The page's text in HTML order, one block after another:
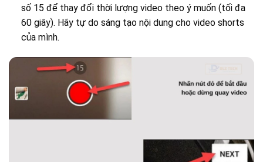
số 15 để thay đổi thời lượng video theo ý muốn (tối đa
60 giây). Hãy tự do sáng tạo nội dung cho video shorts
của mình.